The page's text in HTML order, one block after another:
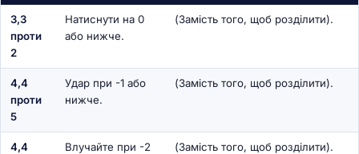
3,3
проти
2
Натиснути на 0
або нижче.
(Замість того, щоб розділити).
4,4
проти
5
Удар при -1 або
нижче.
(Замість того, щоб розділити).
4,4
Влучайте при -2
(Замість того, щоб розділити).